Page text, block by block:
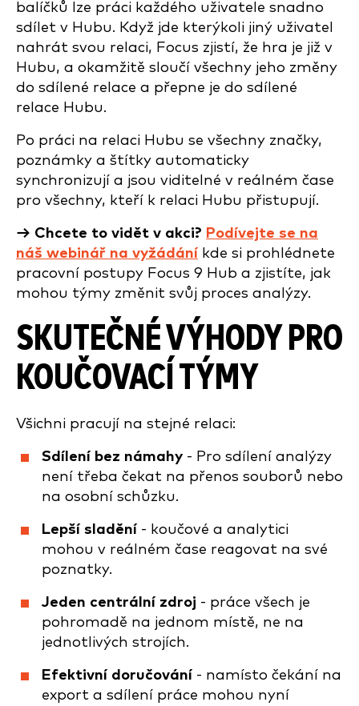
balíčků lze práci každého uživatele snadno
sdílet v Hubu. Když jde kterýkoli jiný uživatel
nahrát svou relaci, Focus zjistí, že hra je již v
Hubu, a okamžitě sloučí všechny jeho změny
do sdílené relace a přepne je do sdílené
relace Hubu.
Po práci na relaci Hubu se všechny značky,
poznámky a štítky automaticky
synchronizují a jsou viditelné v reálném čase
pro všechny, kteří k relaci Hubu přistupují.
→ Chcete to vidět v akci? Podívejte se na
náš webinář na vyžádání kde si prohlédnete
pracovní postupy Focus 9 Hub a zjistíte, jak
mohou týmy změnit svůj proces analýzy.
SKUTEČNÉ VÝHODY PRO
KOUČOVACÍ TÝMY
Všichni pracují na stejné relaci:
Sdílení bez námahy - Pro sdílení analýzy
není třeba čekat na přenos souborů nebo
na osobní schůzku.
Lepší sladění - koučové a analytici
mohou v reálném čase reagovat na své
poznatky.
Jeden centrální zdroj - práce všech je
pohromadě na jednom místě, ne na
jednotlivých strojích.
Efektivní doručování - namísto čekání na
export a sdílení práce mohou nyní